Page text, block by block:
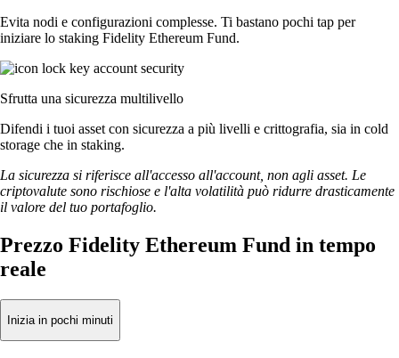
Evita nodi e configurazioni complesse. Ti bastano pochi tap per
iniziare lo staking Fidelity Ethereum Fund.
Sfrutta una sicurezza multilivello
Difendi i tuoi asset con sicurezza a più livelli e crittografia, sia in cold
storage che in staking.
La sicurezza si riferisce all'accesso all'account, non agli asset. Le
criptovalute sono rischiose e l'alta volatilità può ridurre drasticamente
il valore del tuo portafoglio.
Prezzo Fidelity Ethereum Fund in tempo
reale
Inizia in pochi minuti